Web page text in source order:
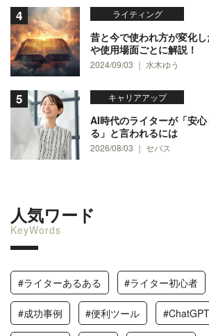
ライティング
昔と今で使われ方が変化
や使用場面ごとに解説！
2024/09/03 ｜ 水木ゆう
キャリアアップ
AI時代のライターが「安
る」と言われるには
2026/08/03 ｜ セバス
人気ワード
KeyWords
#ライターあるある #ライター初心者
#成功事例 #便利ツール #ChatGPT